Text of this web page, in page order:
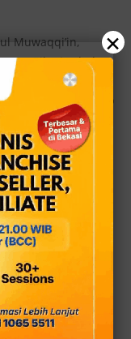
Muwaqqi’in,
mengikuti sahabat
sangat bernilai
ini di dalam kitab
As Salafi?,
Iindonesia.
bagi saudara-
menyampaikan
mengikuti
×